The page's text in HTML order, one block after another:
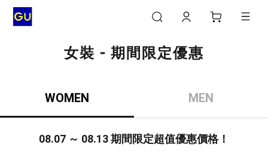
女裝 - 期間限定優惠
WOMEN MEN
08.07 ～ 08.13 期間限定超值優惠價格！